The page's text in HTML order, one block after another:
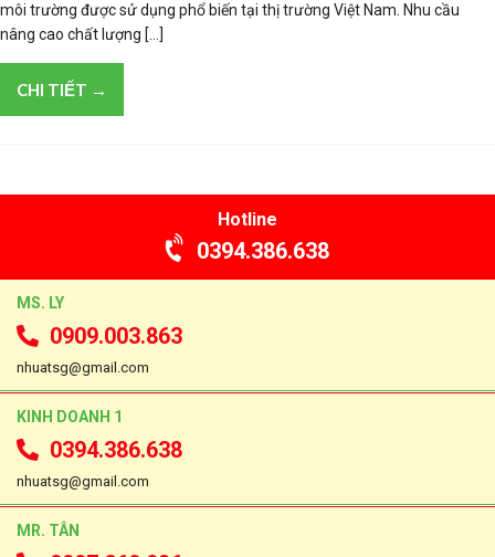
môi trường được sử dụng phổ biến tại thị trường Việt Nam. Nhu cầu
nâng cao chất lượng […]
CHI TIẾT →
Hotline
0394.386.638
MS. LY
0909.003.863
nhuatsg@gmail.com
KINH DOANH 1
0394.386.638
nhuatsg@gmail.com
MR. TÂN